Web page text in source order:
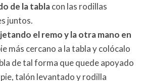
de la tablacon las rodillas
juntos.
el remo y la otra mano en
más cercano a la tabla y colócalo
de tal forma que quede apoyado
talón levantado y rodilla